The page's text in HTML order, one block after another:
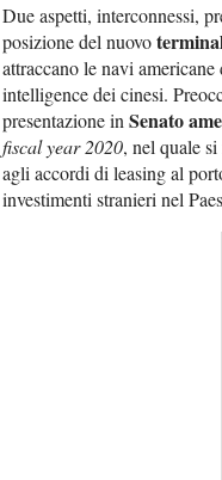
Due aspetti, interconnessi,
posizione del nuovo
attraccano le navi
intelligence dei cinesi.
presentazione in Senato
fiscal year 2020, nel quale
agli accordi di leasing al
investimenti stranieri nel